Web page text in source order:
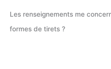
Les renseignements me
formes de tirets ?